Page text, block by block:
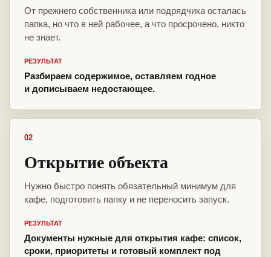
От прежнего собственника или подрядчика осталась
папка, но что в ней рабочее, а что просрочено, никто
не знает.
РЕЗУЛЬТАТ
Разбираем содержимое, оставляем годное
и дописываем недостающее.
02
Открытие объекта
Нужно быстро понять обязательный минимум для
кафе, подготовить папку и не переносить запуск.
РЕЗУЛЬТАТ
Документы нужные для открытия кафе: список,
сроки, приоритеты и готовый комплект под